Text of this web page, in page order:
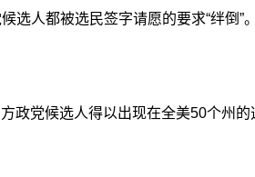
人都被选民签字请愿的要求“绊倒”
政党候选人得以出现在全美50个州的